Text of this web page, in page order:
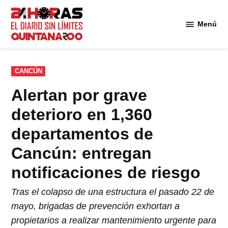
Saltar
contenido
Menú
PUBLICADO
EN
CANCÚN
Alertan por grave
deterioro en 1,360
departamentos de
Cancún: entregan
notificaciones de riesgo
Tras el colapso de una estructura el pasado 22 de
mayo, brigadas de prevención exhortan a
propietarios a realizar mantenimiento urgente para